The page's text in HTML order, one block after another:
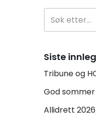
Siste
Tribune og
God sommer
Allidrett